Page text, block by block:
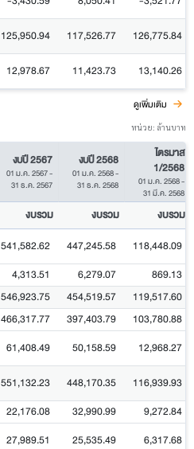
125,950.94 117,526.77 126,775.84
12,978.67 11,423.73 13,140.26
ดูเพิ่มเติม
หน่วย: ล้านบาท
งบปี 2567
01 ม.ค. 2567-
31 ธ.ค. 2567
งบปี 2568
01 ม.ค. 2568-
31 ธ.ค. 2568
ไตรมาส
1/2568
01 ม.ค. 2568-
31 มี.ค. 2568
งบรวม งบรวม งบรวม
541,582.62 447,245.58 118,448.09
4,313.51 6,279.07 869.13
546,923.75 454,519.57 119,517.60
466,317.77 397,403.79 103,780.88
61,408.49 50,158.59 12,968.27
551,132.23 448,170.35 116,939.93
22,176.08 32,990.99 9,272.84
27,989.51 25,535.49 6,317.68